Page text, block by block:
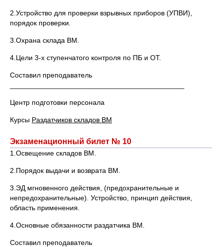
2.Устройство для проверки взрывных приборов (УПВИ),
порядок проверки.
3.Охрана склада ВМ.
4.Цели 3-х ступенчатого контроля по ПБ и ОТ.
Составил преподаватель
Центр подготовки персонала
Курсы Раздатчиков складов ВМ
Экзаменационный билет № 10
1.Освещение складов ВМ.
2.Порядок выдачи и возврата ВМ.
3.ЭД мгновенного действия, (предохранительные и
непредохранительные). Устройство, принцип действия,
область применения.
4.Основные обязанности раздатчика ВМ.
Составил преподаватель